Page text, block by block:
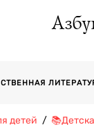
детей